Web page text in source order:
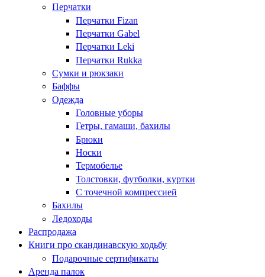
Перчатки
Перчатки Fizan
Перчатки Gabel
Перчатки Leki
Перчатки Rukka
Сумки и рюкзаки
Баффы
Одежда
Головные уборы
Гетры, гамаши, бахилы
Брюки
Носки
Термобелье
Толстовки, футболки, куртки
С точечной компрессией
Бахилы
Ледоходы
Распродажа
Книги про скандинавскую ходьбу
Подарочные сертификаты
Аренда палок